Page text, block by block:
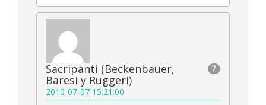
7
Sacripanti (Beckenbauer,
Baresi y Ruggeri)
2010-07-07 15:21:00